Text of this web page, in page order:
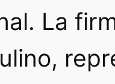
La